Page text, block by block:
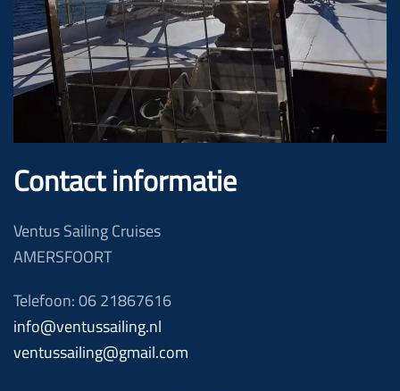
Contact informatie
Ventus Sailing Cruises
AMERSFOORT
Telefoon: 06 21867616
info@ventussailing.nl
ventussailing@gmail.com